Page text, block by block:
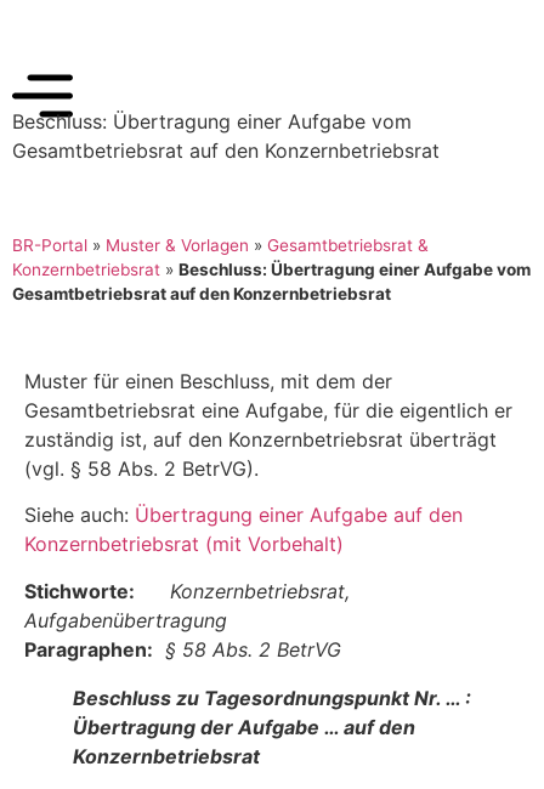
Beschluss: Übertragung einer Aufgabe vom
Gesamtbetriebsrat auf den Konzernbetriebsrat
BR-Portal » Muster & Vorlagen » Gesamtbetriebsrat &
Konzernbetriebsrat » Beschluss: Übertragung einer Aufgabe vom
Gesamtbetriebsrat auf den Konzernbetriebsrat
Muster für einen Beschluss, mit dem der
Gesamtbetriebsrat eine Aufgabe, für die eigentlich er
zuständig ist, auf den Konzernbetriebsrat überträgt
(vgl. § 58 Abs. 2 BetrVG).
Siehe auch: Übertragung einer Aufgabe auf den
Konzernbetriebsrat (mit Vorbehalt)
Stichworte:
Konzernbetriebsrat,
Aufgabenübertragung
Paragraphen: § 58 Abs. 2 BetrVG
Beschluss zu Tagesordnungspunkt Nr. … :
Übertragung der Aufgabe … auf den
Konzernbetriebsrat